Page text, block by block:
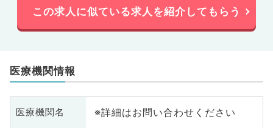
この求人に似ている求人を紹介してもらう
医療機関情報
医療機関名 ※詳細はお問い合わせください